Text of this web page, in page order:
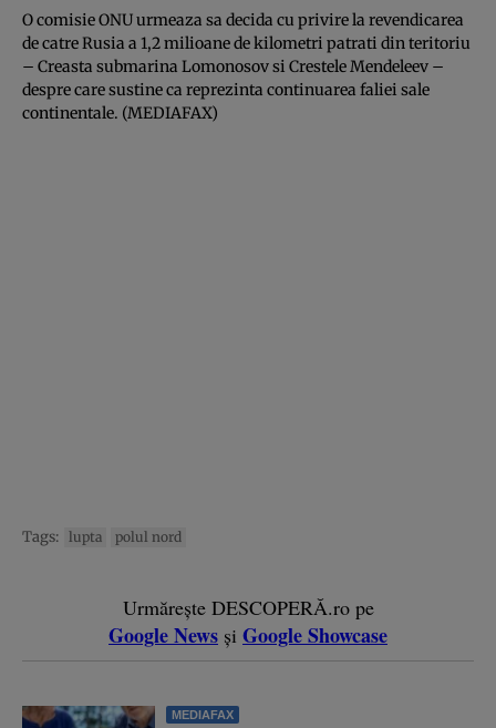
O comisie ONU urmeaza sa decida cu privire la revendicarea
de catre Rusia a 1,2 milioane de kilometri patrati din teritoriu
– Creasta submarina Lomonosov si Crestele Mendeleev –
despre care sustine ca reprezinta continuarea faliei sale
continentale. (MEDIAFAX)
Tags: lupta polul nord
Urmărește DESCOPERĂ.ro pe
Google News și Google Showcase
MEDIAFAX